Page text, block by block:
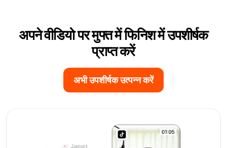
अपने वीडियो पर मुफ्त में फिनिश में उपशीर्षक
प्राप्त करें
अभी उपशीर्षक उत्पन्न करें